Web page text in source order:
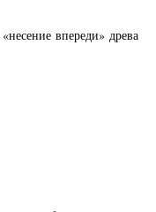
впереди» древа